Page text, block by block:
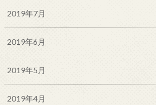
2019年7月
2019年6月
2019年5月
2019年4月